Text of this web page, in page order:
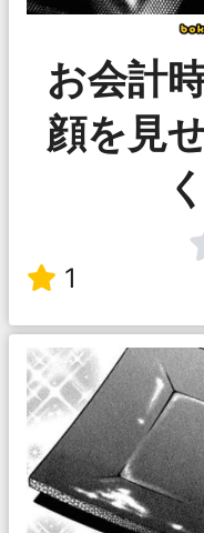
お会計
顔を見
1